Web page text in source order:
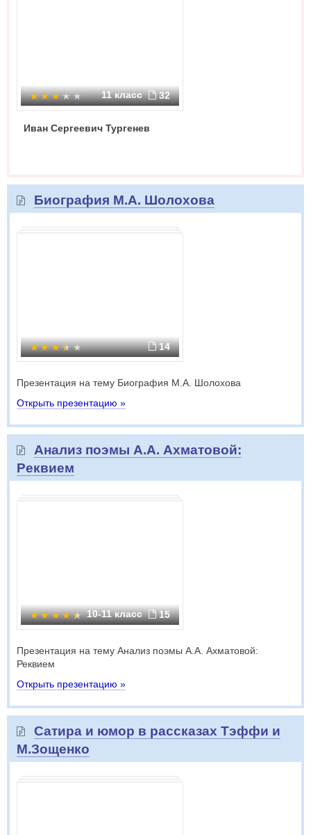
11 класс 32
Иван Сергеевич Тургенев
Биография М.А. Шолохова
14
Презентация на тему Биография М.А. Шолохова
Открыть презентацию »
Анализ поэмы А.А. Ахматовой:
Реквием
10-11 класс 15
Презентация на тему Анализ поэмы А.А. Ахматовой:
Реквием
Открыть презентацию »
Сатира и юмор в рассказах Тэффи и
М.Зощенко